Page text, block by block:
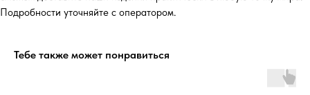
Подробности уточняйте с оператором.
Тебе также может понравиться